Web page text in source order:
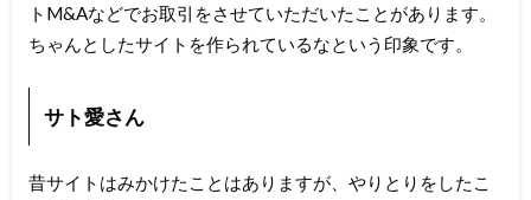
トM&Aなどでお取引をさせていただいたことがあります。
ちゃんとしたサイトを作られているなという印象です。
サト愛さん
昔サイトはみかけたことはありますが、やりとりをしたこ